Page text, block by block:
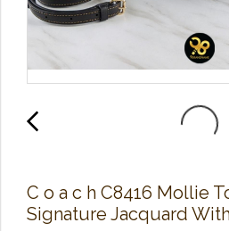
C o a c h C8416 Mollie
Signature Jacquard